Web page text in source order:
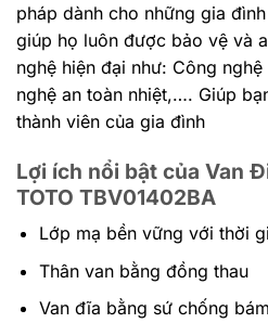
pháp dành cho những gia
giúp họ luôn được bảo vệ và
nghệ hiện đại như: Công
nghệ an toàn nhiệt,…. Giúp
thành viên của gia đình
Lợi ích nổi bật của Van
TOTO TBV01402BA
Lớp mạ bền vững với thời
Thân van bằng đồng thau
Van đĩa bằng sứ chống